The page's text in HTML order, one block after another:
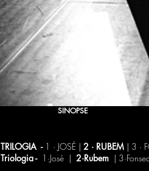
SINOPSE
TRILOGIA - 1 · JOSÉ | 2 · RUBEM | 3 ·
Triologia - 1·José | 2·Rubem |